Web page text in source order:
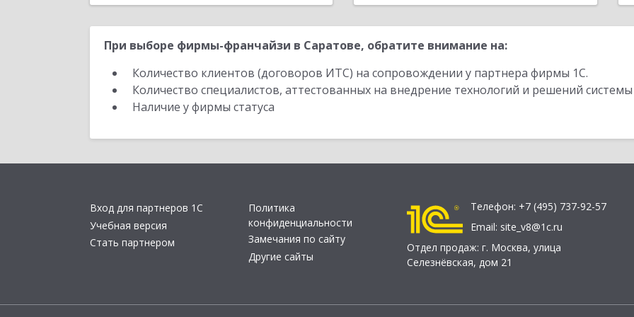
При выборе фирмы-франчайзи в Саратове, обратите внимание на:
Количество клиентов (договоров ИТС) на сопровождении у партнера фирмы 1С.
Количество специалистов, аттестованных на внедрение технологий и решений
Наличие у фирмы статуса
Вход для партнеров 1С
Учебная версия
Стать партнером
Политика
конфиденциальности
Замечания по сайту
Другие сайты
Телефон: +7 (495) 737-92-57
Email: site_v8@1c.ru
Отдел продаж: г. Москва, улица
Селезнёвская, дом 21